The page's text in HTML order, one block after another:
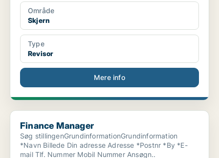
Område
Skjern
Type
Revisor
Mere info
Finance Manager
Finance Manager
Søg stillingenGrundinformationGrundinformation
*Navn Billede Din adresse Adresse *Postnr *By *E-
mail Tlf. Nummer Mobil Nummer Ansøgn..